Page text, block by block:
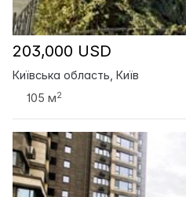
203,000 USD
Київська область, Київ
105 м2